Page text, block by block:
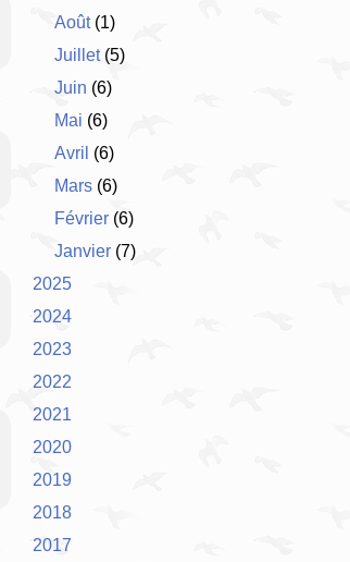
Août(1)
Juillet(5)
Juin (6)
Mai (6)
Avril (6)
Mars (6)
Février (6)
Janvier (7)
2025
2024
2023
2022
2021
2020
2019
2018
2017